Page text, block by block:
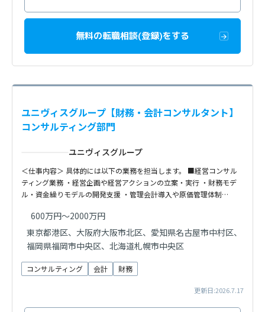
無料の転職相談(登録)をする
ユニヴィスグループ【財務・会計コンサルタント】
コンサルティング部門
ユニヴィスグループ
＜仕事内容＞ 具体的には以下の業務を担当します。 ■経営コンサル
ティング業務 ・経営企画や経営アクションの立案・実行 ・財務モデ
ル・資金繰りモデルの開発支援 ・管理会計導入や原価管理体制…
600万円～2000万円
東京都港区、大阪府大阪市北区、愛知県名古屋市中村区、
福岡県福岡市中央区、北海道札幌市中央区
コンサルティング 会計 財務
更新日:2026.7.17